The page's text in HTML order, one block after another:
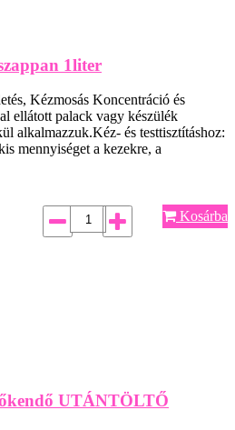
1liter
Kézmosás Koncentráció és
ellátott palack vagy készülék
alkalmazzuk.Kéz- és testtisztításhoz:
mennyiséget a kezekre, a
Kosárba
UTÁNTÖLTŐ